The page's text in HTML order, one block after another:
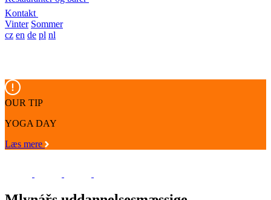
Kontakt
Vinter Sommer
cz en de pl nl
OUR TIP
YOGA DAY
Læs mere